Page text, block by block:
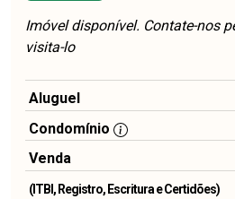
Imóvel disponível. Contate-nos
visita-lo
Aluguel
Condomínio
Venda
(ITBI, Registro, Escritura e Certidões)